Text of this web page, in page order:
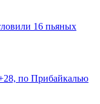
16 пьяных
по Прибайкалью